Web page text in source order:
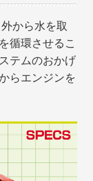
から水を取
循環させるこ
テムのおかげ
らエンジンを